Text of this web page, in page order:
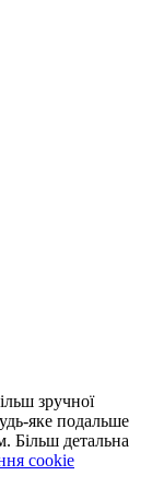
зручної
яке подальше
Більш детальна
cookie